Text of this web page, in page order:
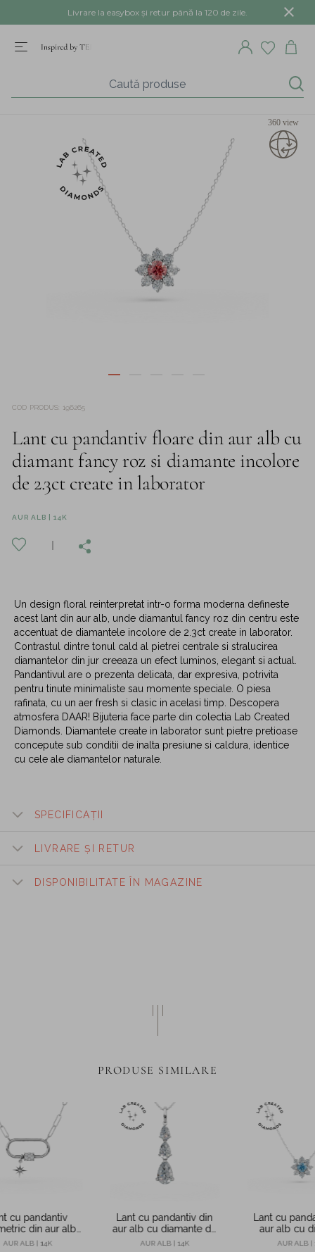
Livrare la easybox și retur până la 120 de zile.
360 view
COD PRODUS 196265
Lant cu pandantiv floare din aur alb cu
diamant fancy roz si diamante incolore
de 2.3ct create in laborator
AUR ALB | 14K
Un design floral reinterpretat intr-o forma moderna defineste
acest lant din aur alb, unde diamantul fancy roz din centru este
accentuat de diamantele incolore de 2.3ct create in laborator.
Contrastul dintre tonul cald al pietrei centrale si stralucirea
diamantelor din jur creeaza un efect luminos, elegant si actual.
Pandantivul are o prezenta delicata, dar expresiva, potrivita
pentru tinute minimaliste sau momente speciale. O piesa
rafinata, cu un aer fresh si clasic in acelasi timp. Descopera
atmosfera DAAR! Bijuteria face parte din colectia Lab Created
Diamonds. Diamantele create in laborator sunt pietre pretioase
concepute sub conditii de inalta presiune si caldura, identice
cu cele ale diamantelor naturale.
SPECIFICAȚII
LIVRARE ȘI RETUR
DISPONIBILITATE ÎN MAGAZINE
PRODUSE SIMILARE
cu pandantiv
din aur alb
de 0.2ct
AUR ALB | 14K
Lant cu pandantiv din
aur alb cu diamante de
2.02ct create in
AUR ALB | 14K
Lant cu
aur alb cu
fancy
AUR ALB |